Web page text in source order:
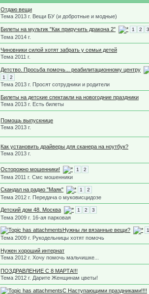
Отдаю вещи
Тема 2013 г. Вещи БУ (и добротные и модные)
Билеты на мультик "Как приручить дракона 2" 1 2 3
Тема 2014 г.
Чиновники силой хотят забрать у семьи детей
Тема 2011 г.
Детство. Просьба помочь... реабилитационному центру
1 2
Тема 2013 г. Просят сотрудники и родители
Билеты на детские спектакли на новогодние праздники
Тема 2013 г. Есть билеты
Помощь выпускнице
Тема 2013 г.
Как установить драйверы для сканера на ноутбук?
Тема 2013 г.
Осторожно мошенники! 1 2
Тема 2011 г. Смс мошенники
Скандал на радио "Маяк" 1 2
Тема 2012 г. Передача о муковисцидозе
Детский дом 48. Москва 1 2 3
Тема 2009 г. 16-ая парковая
Нужны ли вязанные вещи? 1
Тема 2009 г. Рукодельницы хотят помочь
Нужен хороший интернат
Тема 2012 г. Хочу помочь мальчишке...
ПОЗДРАВЛЕНИЕ С 8 МАРТА!!!
Тема 2012 г. Дарите Женщинам цветы!
С Наступающими праздниками!!!!